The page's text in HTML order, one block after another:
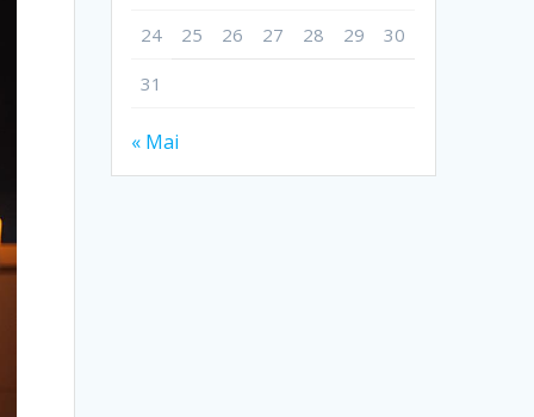
24 25 26 27 28 29 30
31
« Mai